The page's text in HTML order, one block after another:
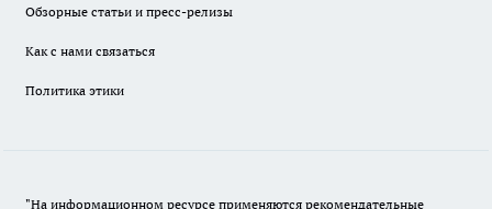
Обзорные статьи и пресс-релизы
Как с нами связаться
Политика этики
"На информационном ресурсе применяются рекомендательные